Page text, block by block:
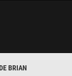
BRIAN